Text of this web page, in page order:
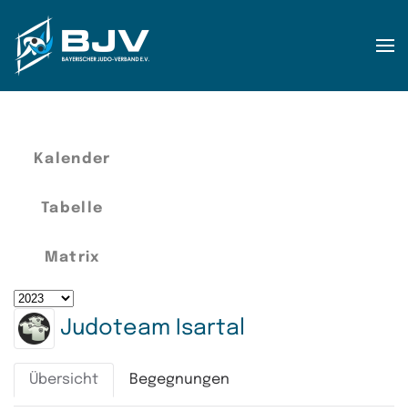
Zum Hauptinhalt springen
Kalender
Tabelle
Matrix
Judoteam Isartal
Übersicht Begegnungen